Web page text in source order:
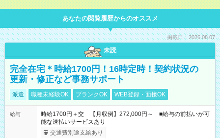
あなたの閲覧履歴からのオススメ
掲載日：2026.08.07
未読
完全在宅＊時給1700円！16時定時！契約状況の
更新・修正など事務サポート
派遣 職種未経験OK ブランクOK WEB登録・面接OK
給与
時給1700円＋交 【月収例】272,000円～ ■給与の前払いが可
能な速払いサービスあり
交通費別途支給あり